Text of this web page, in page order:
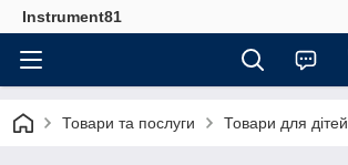
Instrument81
Товари та послуги Товари для дітей